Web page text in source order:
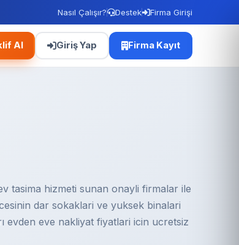
Nasıl Çalışır? Destek Firma Girişi
Al Giriş Yap Firma Kayıt
tasima hizmeti sunan onayli firmalar ile
dar sokaklari ve yuksek binalari
evden eve nakliyat fiyatlari icin ucretsiz